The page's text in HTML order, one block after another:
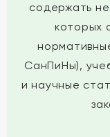
содержать
которых
СанПиНы),
и научные